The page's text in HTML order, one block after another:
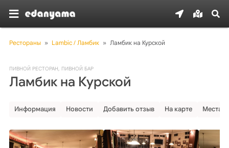
Рестораны » Lambic / Ламбик » Ламбик на Курской
ПИВНОЙ РЕСТОРАН, ПИВНОЙ БАР
Ламбик на Курской
Информация Новости Добавить отзыв На карте Места